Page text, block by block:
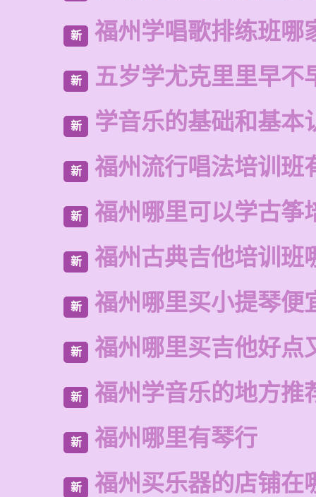
新 福州学唱歌排练班哪
新 五岁学尤克里里早不
新 学音乐的基础和基本
新 福州流行唱法培训班
新 福州哪里可以学古筝
新 福州古典吉他培训班
新 福州哪里买小提琴便
新 福州哪里买吉他好点
新 福州学音乐的地方推
新 福州哪里有琴行
新 福州买乐器的店铺在